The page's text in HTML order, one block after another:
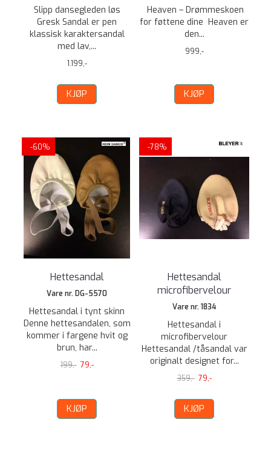
Slipp dansegleden løs
Gresk Sandal er pen
klassisk karaktersandal
med lav,...
1.199,-
KJØP
Heaven – Drømmeskoen
for føttene dine Heaven er
den...
999,-
KJØP
-60%
Hettesandal
Vare nr. DG-5570
Hettesandal i tynt skinn
Denne hettesandalen, som
kommer i fargene hvit og
brun, har...
199,- 79,-
KJØP
-78%
Hettesandal
microfibervelour
Vare nr. 1834
Hettesandal i
microfibervelour
Hettesandal /tåsandal var
originalt designet for...
359,- 79,-
KJØP